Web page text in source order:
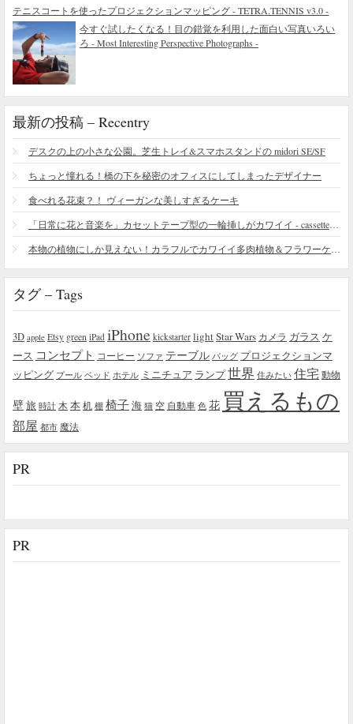
テニスコートを使ったプロジェクションマッピング - TETRA.TENNIS v3.0 -
今すぐ試したくなる！目の錯覚を利用した面白い写真いろい
ろ - Most Interesting Perspective Photographs -
最新の投稿 – Recentry
デスクの上の小さな公園。芝生トレイ&スマホスタンドの midori SE/SF
ちょっと憧れる！橋の下を秘密のオフィスにしてしまったデザイナー
食べれる花束？！ ヴィーガンな美しすぎるケーキ
「日常に花と音楽を」カセットテープ型の一輪挿しがカワイイ - cassette vase
本物の植物にしか見えない！カラフルでカワイイ多肉植物＆フラワーケーキ
タグ – Tags
3D apple Etsy green iPad iPhone kickstarter lightStar Wars カメラ ガラス ケ
ース コンセプト コーヒー ソファ テーブル バッグ プロジェクションマ
ッピング プール ベッド ホテル ミニチュア ランプ世界 住みたい 住宅 動物
壁旅 時計 木本机 棚 椅子海 猫 空 自動車 色 花 買えるもの
部屋 都市 魔法
PR
PR